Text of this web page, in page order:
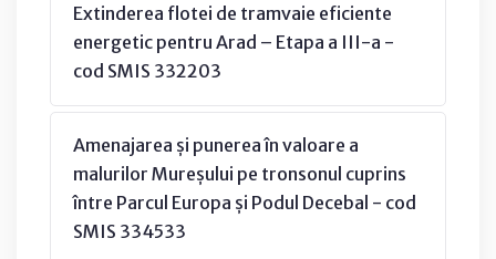
Extinderea flotei de tramvaie eficiente
energetic pentru Arad – Etapa a III-a -
cod SMIS 332203
Amenajarea și punerea în valoare a
malurilor Mureșului pe tronsonul cuprins
între Parcul Europa și Podul Decebal - cod
SMIS 334533